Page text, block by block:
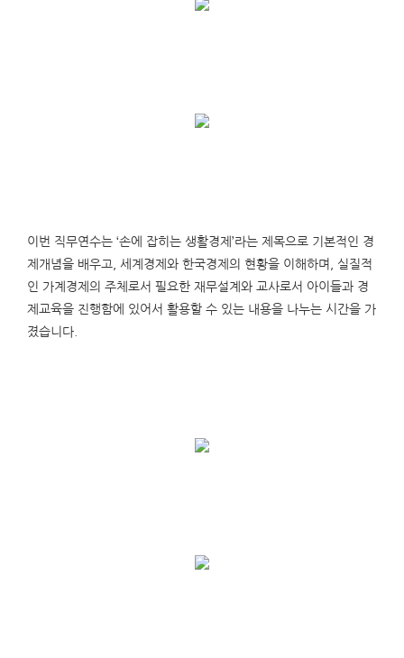
이번 직무연수는 ‘손에 잡히는 생활경제’라는 제목으로 기본적인 경
제개념을 배우고, 세계경제와 한국경제의 현황을 이해하며, 실질적
인 가계경제의 주체로서 필요한 재무설계와 교사로서 아이들과 경
제교육을 진행함에 있어서 활용할 수 있는 내용을 나누는 시간을 가
졌습니다.